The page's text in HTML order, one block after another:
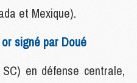
et Mexique).
signé par Doué
en défense centrale,